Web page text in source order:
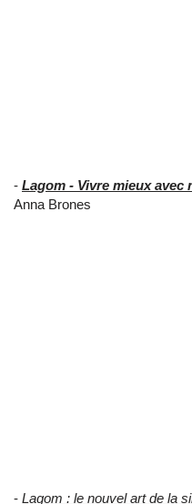
- Lagom - Vivre mieux avec
Anna Brones
- Lagom : le nouvel art de la